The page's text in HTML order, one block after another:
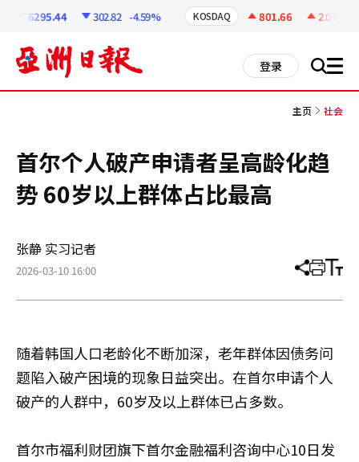
6295.44 302.82 -4.59% KOSDAQ 801.66 2.07
登录 搜 all
主页 社会
首尔个人破产申请者呈高龄化趋
势 60岁以上群体占比最高
张静 实习记者
2026-03-10 16:00 分
章
打 调
小
随着韩国人口老龄化不断加深，老年群体因债务问
题陷入破产困境的现象日益突出。在首尔申请个人
破产的人群中，60岁及以上群体已占多数。
首尔市福利财团旗下首尔金融福利咨询中心10日发